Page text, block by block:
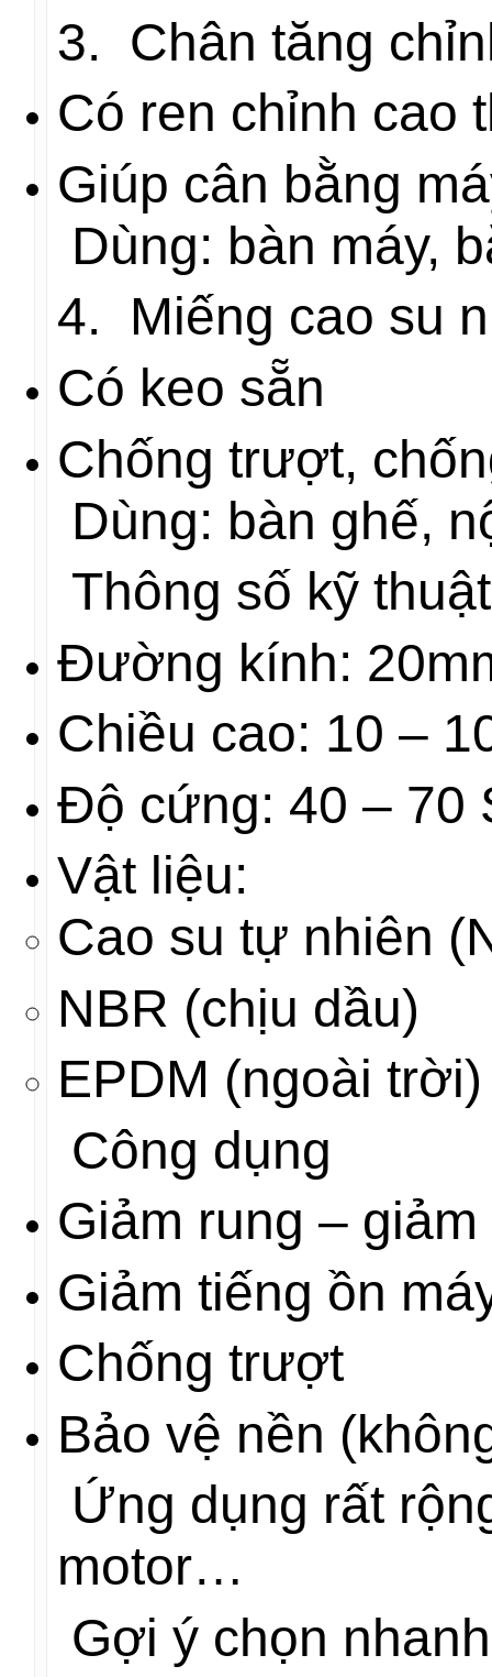
3. Chân tăng
Có ren chỉnh cao
Giúp cân bằng
Dùng: bàn máy,
4. Miếng cao su
Có keo sẵn
Chống trượt,
Dùng: bàn ghế,
Thông số kỹ thuật
Đường kính:
Chiều cao: 10 –
Độ cứng: 40 – 70
Vật liệu:
Cao su tự nhiên
NBR (chịu dầu)
EPDM (ngoài trời)
Công dụng
Giảm rung –
Giảm tiếng ồn
Chống trượt
Bảo vệ nền
Ứng dụng rất
motor…
Gợi ý chọn